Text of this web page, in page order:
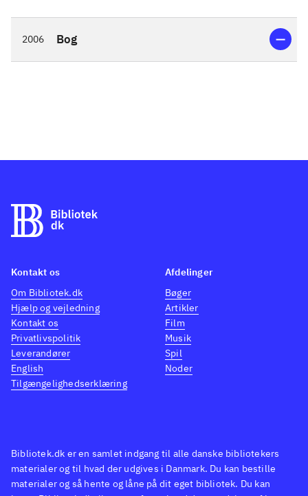
2006 Bog
Bibliotek.dk er en samlet indgang til alle danske bibliotekers
materialer og til hvad der udgives i Danmark. Du kan bestille
materialer og så hente og låne på dit eget bibliotek. Du kan
Kontakt os
Om Bibliotek.dk
Hjælp og vejledning
Kontakt os
Privatlivspolitik
Leverandører
English
Tilgængelighedserklæring
Afdelinger
Bøger
Artikler
Film
Musik
Spil
Noder